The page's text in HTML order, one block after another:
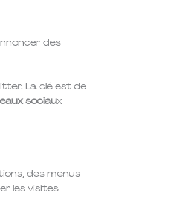
des
La clé est de
sociaux
des menus
les visites